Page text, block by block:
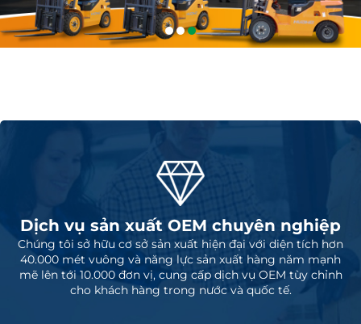
Dịch vụ sản xuất OEM chuyên nghiệp
Chúng tôi sở hữu cơ sở sản xuất hiện đại với diện tích hơn
40.000 mét vuông và năng lực sản xuất hàng năm mạnh
mẽ lên tới 10.000 đơn vị, cung cấp dịch vụ OEM tùy chỉnh
cho khách hàng trong nước và quốc tế.